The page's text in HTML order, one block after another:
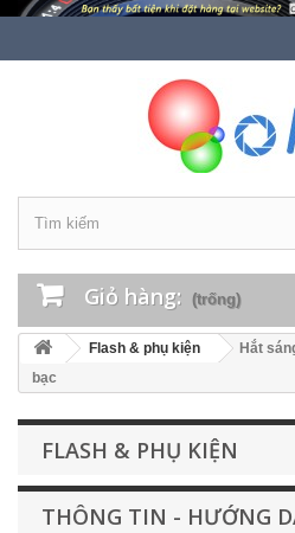
Giỏ hàng: (trống)
Flash & phụ kiện
Hắt
bạc
FLASH & PHỤ KIỆN
THÔNG TIN - HƯỚNG